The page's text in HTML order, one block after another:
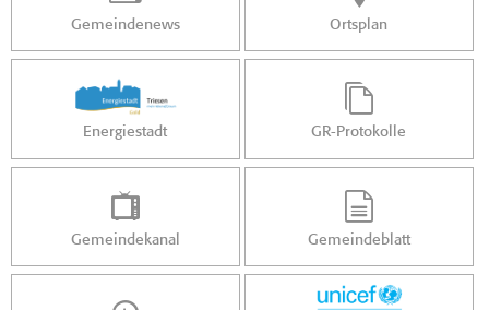
Gemeindenews Ortsplan
Energiestadt GR-Protokolle
Gemeindekanal Gemeindeblatt